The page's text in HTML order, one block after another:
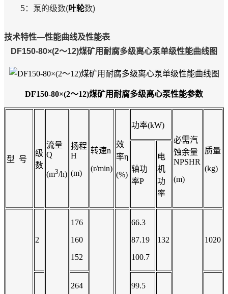
5：泵的级数(叶轮数)
技术特性—性能曲线及性能表
DF150-80×(2～12)煤矿用耐腐多级离心泵单级性能曲线图
DF150-80×(2～12)煤矿用耐腐多级离心泵性能参数
型 号
级
数
流量
Q
(m3/h)
扬程
H
(m)
转速n
(r/min)
效
率η
(%)
功率(kW)
必需汽
蚀余量
NPSHR
(m)
质量
(kg)
轴功
率P
电
机
功
率
2
176
160
152
66.3
87.19
100.7
132 1020
264
99.5